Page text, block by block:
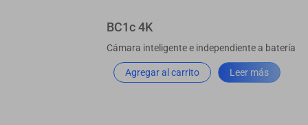
BC1c 4K
Cámara inteligente e independiente a batería
Agregar al carrito Leer más